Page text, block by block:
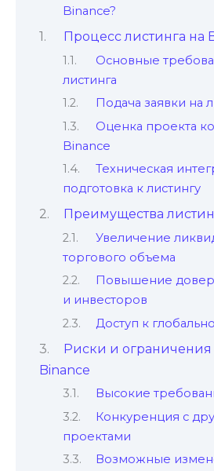
Binance?​
Процесс листинга на
Основные
листинга
Подача заявки на
Оценка проекта
Binance
Техническая
подготовка к листингу
Преимущества
Увеличение
торгового объема
Повышение
и инвесторов
Доступ к
Риски и ограничения
Binance
Высокие
Конкуренция с
проектами
Возможные